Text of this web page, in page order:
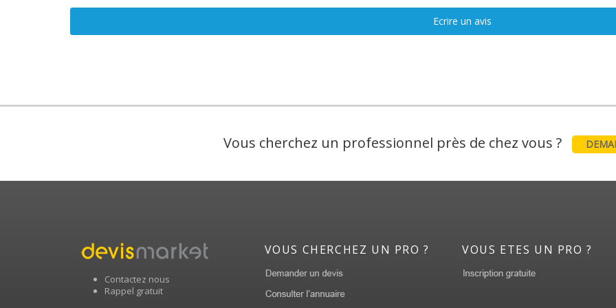
Ecrire un avis
Vous cherchez un professionnel près de chez vous ?
Contactez nous
Rappel gratuit
VOUS CHERCHEZ UN PRO ? VOUS ETES UN PRO ?